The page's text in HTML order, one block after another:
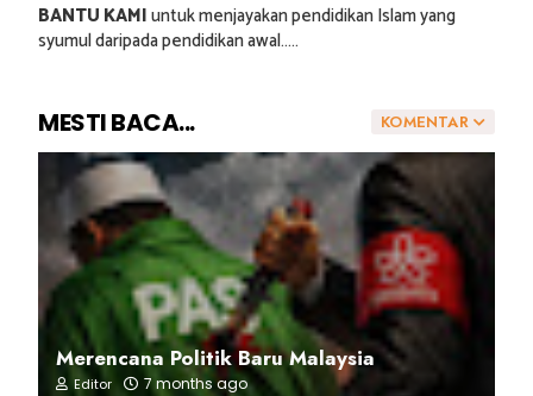
BANTU KAMIuntuk menjayakan pendidikan Islam yang
syumul daripada pendidikan awal.....
KOMENTAR
MESTI BACA...
Merencana Politik Baru Malaysia
Editor 7 months ago